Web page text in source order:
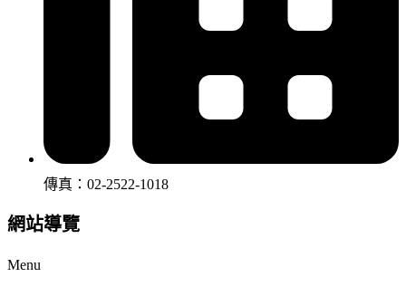
傳真：02-2522-1018
網站導覽
Menu